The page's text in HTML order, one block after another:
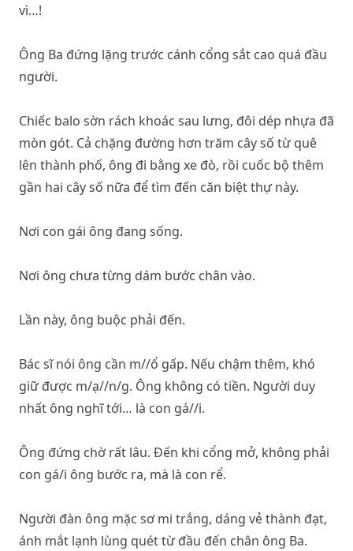
vì…!
Ông Ba đứng lặng trước cánh cổng sắt cao quá đầu
người.
Chiếc balo sờn rách khoác sau lưng, đôi dép nhựa đã
mòn gót. Cả chặng đường hơn trăm cây số từ quê
lên thành phố, ông đi bằng xe đò, rồi cuốc bộ thêm
gần hai cây số nữa để tìm đến căn biệt thự này.
Nơi con gái ông đang sống.
Nơi ông chưa từng dám bước chân vào.
Lần này, ông buộc phải đến.
Bác sĩ nói ông cần m//ổ gấp. Nếu chậm thêm, khó
giữ được m/ạ//n/g. Ông không có tiền. Người duy
nhất ông nghĩ tới… là con gá//i.
Ông đứng chờ rất lâu. Đến khi cổng mở, không phải
con gá/i ông bước ra, mà là con rể.
Người đàn ông mặc sơ mi trắng, dáng vẻ thành đạt,
ánh mắt lạnh lùng quét từ đầu đến chân ông Ba.